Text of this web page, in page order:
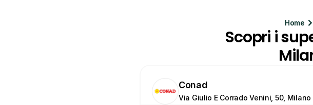
Home
Scopri i
Conad
Via Giulio E Corrado Venini, 50, Milano